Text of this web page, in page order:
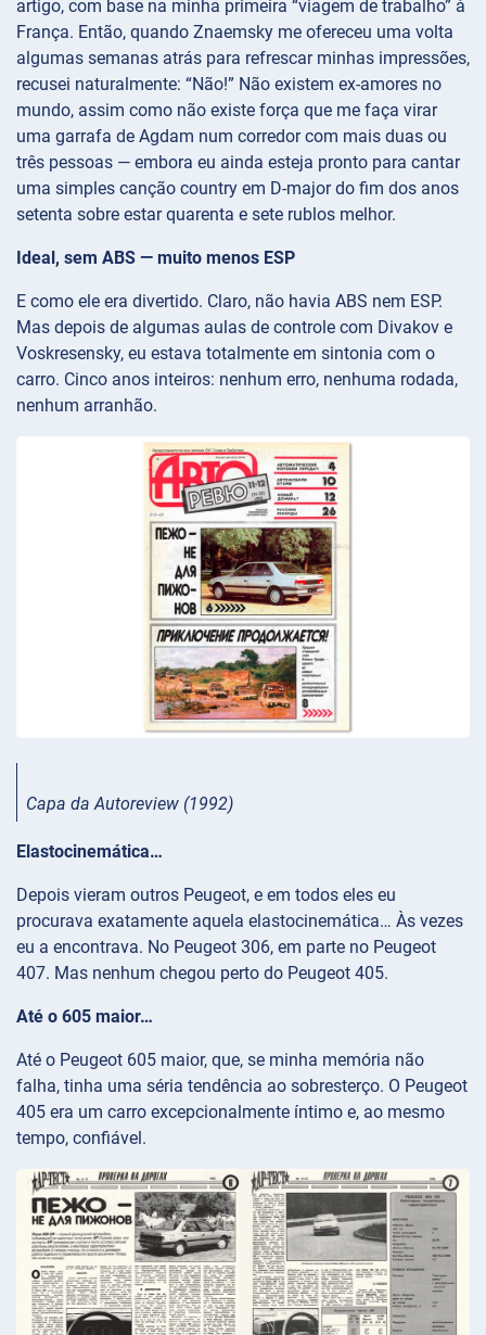
artigo, com base na minha primeira “viagem de trabalho” à
França. Então, quando Znaemsky me ofereceu uma volta
algumas semanas atrás para refrescar minhas impressões,
recusei naturalmente: “Não!” Não existem ex-amores no
mundo, assim como não existe força que me faça virar
uma garrafa de Agdam num corredor com mais duas ou
três pessoas — embora eu ainda esteja pronto para cantar
uma simples canção country em D-major do fim dos anos
setenta sobre estar quarenta e sete rublos melhor.
Ideal, sem ABS — muito menos ESP
E como ele era divertido. Claro, não havia ABS nem ESP.
Mas depois de algumas aulas de controle com Divakov e
Voskresensky, eu estava totalmente em sintonia com o
carro. Cinco anos inteiros: nenhum erro, nenhuma rodada,
nenhum arranhão.
Capa da Autoreview (1992)
Elastocinemática…
Depois vieram outros Peugeot, e em todos eles eu
procurava exatamente aquela elastocinemática… Às vezes
eu a encontrava. No Peugeot 306, em parte no Peugeot
407. Mas nenhum chegou perto do Peugeot 405.
Até o 605 maior…
Até o Peugeot 605 maior, que, se minha memória não
falha, tinha uma séria tendência ao sobresterço. O Peugeot
405 era um carro excepcionalmente íntimo e, ao mesmo
tempo, confiável.